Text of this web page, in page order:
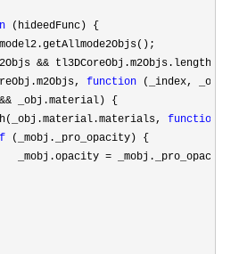
(hideedFunc) {
&& tl3DCoreObj.m2Objs.length > 0
function (_index, _obj)
_obj.material) {
function
(_mobj._pro_opacity) {
_mobj.opacity
= _mobj._pro_opacity